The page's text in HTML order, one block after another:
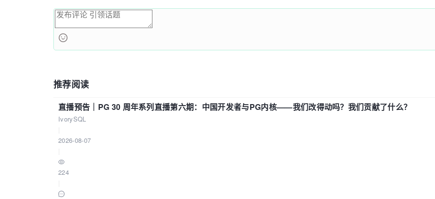
推荐阅读
直播预告｜PG 30 周年系列直播第六期：中国开发者与PG内核——我们改得动吗？我们贡献了什么？
IvorySQL
2026-08-07
224